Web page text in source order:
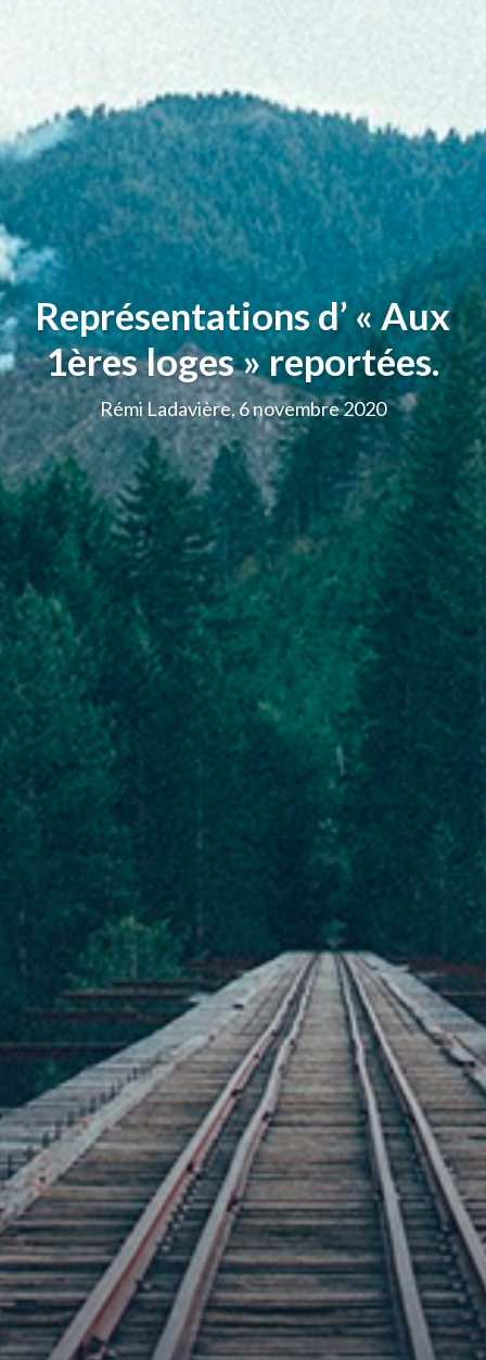
Représentations d’ « Aux
1ères loges » reportées.
Rémi Ladavière, 6 novembre 2020